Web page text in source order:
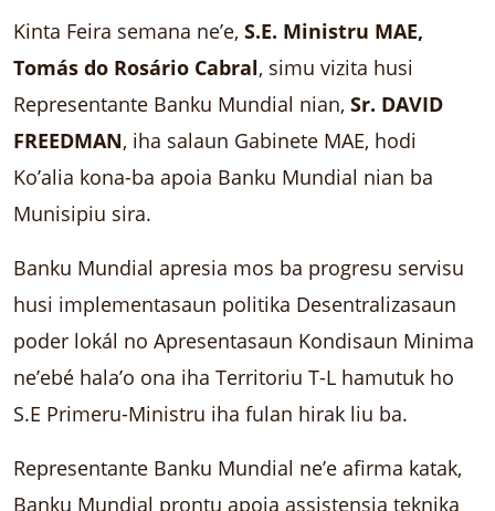
Kinta Feira semana ne’e, S.E. Ministru MAE,
Tomás do Rosário Cabral, simu vizita husi
Representante Banku Mundial nian, Sr. DAVID
FREEDMAN, iha salaun Gabinete MAE, hodi
Ko’alia kona-ba apoia Banku Mundial nian ba
Munisipiu sira.
Banku Mundial apresia mos ba progresu servisu
husi implementasaun politika Desentralizasaun
poder lokál no Apresentasaun Kondisaun Minima
ne’ebé hala’o ona iha Territoriu T-L hamutuk ho
S.E Primeru-Ministru iha fulan hirak liu ba.
Representante Banku Mundial ne’e afirma katak,
Banku Mundial prontu apoia assistensia teknika